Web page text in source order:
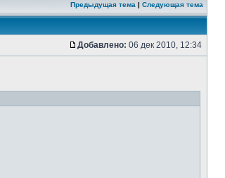
Предыдущая тема | Следующая тема
Добавлено: 06 дек 2010, 12:34